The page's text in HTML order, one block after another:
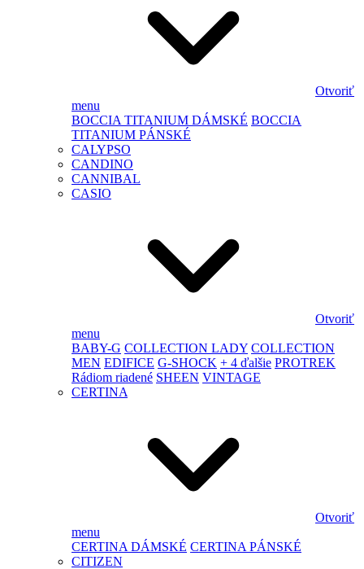
Otvoriť
menu
BOCCIA TITANIUM DÁMSKÉ BOCCIA
TITANIUM PÁNSKÉ
CALYPSO
CANDINO
CANNIBAL
CASIO
Otvoriť
menu
BABY-G COLLECTION LADY COLLECTION
MEN EDIFICE G-SHOCK + 4 ďalšie PROTREK
Rádiom riadené SHEEN VINTAGE
CERTINA
Otvoriť
menu
CERTINA DÁMSKÉ CERTINA PÁNSKÉ
CITIZEN